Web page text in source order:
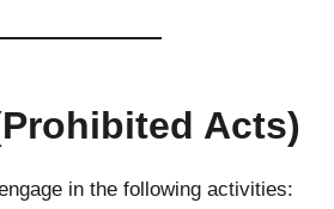
Acts)
in the following activities: